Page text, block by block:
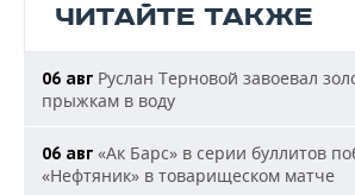
ЧИТАЙТЕ ТАКЖЕ
06 авг Руслан Терновой завоевал
прыжкам в воду
06 авг «Ак Барс» в серии буллитов
«Нефтяник» в товарищеском матче